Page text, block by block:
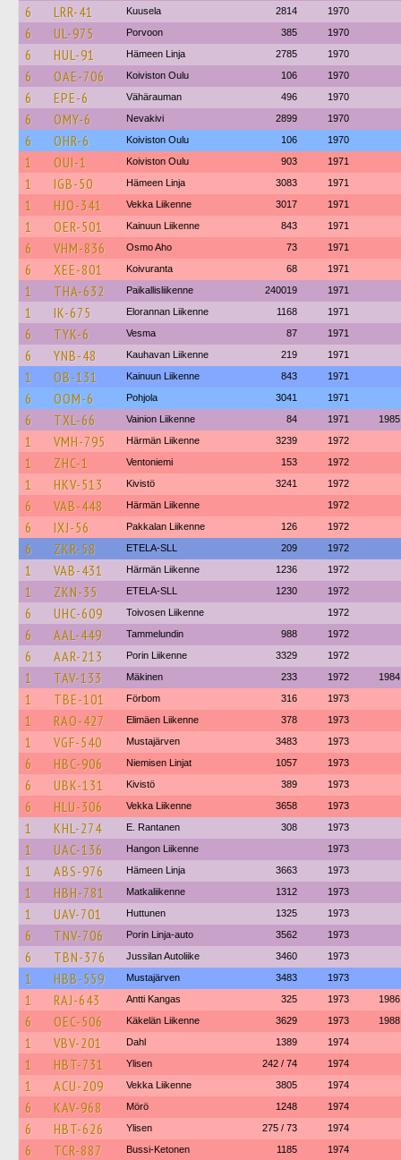
6 LRR-41 Kuusela 2814 1970
6 UL-975 Porvoon 385 1970
6 HUL-91 Hämeen Linja 2785 1970
6 OAE-706 Koiviston Oulu 106 1970
6 EPE-6 Vähärauman 496 1970
6 OMY-6 Nevakivi 2899 1970
6 OHR-6 Koiviston Oulu 106 1970
1 OUI-1 Koiviston Oulu 903 1971
1 IGB-50 Hämeen Linja 3083 1971
1 HJO-341 Vekka Liikenne 3017 1971
1 OER-501 Kainuun Liikenne 843 1971
6 VHM-836 Osmo Aho 73 1971
6 XEE-801 Koivuranta 68 1971
1 THA-632 Paikallisliikenne 240019 1971
1 IK-675 Elorannan Liikenne 1168 1971
6 TYK-6 Vesma 87 1971
6 YNB-48 Kauhavan Liikenne 219 1971
1 OB-131 Kainuun Liikenne 843 1971
6 OOM-6 Pohjola 3041 1971
6 TXL-66 Vainion Liikenne 84 1971 1985
1 VMH-795 Härmän Liikenne 3239 1972
1 ZHC-1 Ventoniemi 153 1972
1 HKV-513 Kivistö 3241 1972
6 VAB-448 Härmän Liikenne 1972
6 IXJ-56 Pakkalan Liikenne 126 1972
6 ZKR-58 ETELA-SLL 209 1972
1 VAB-431 Härmän Liikenne 1236 1972
1 ZKN-35 ETELA-SLL 1230 1972
6 UHC-609 Toivosen Liikenne 1972
6 AAL-449 Tammelundin 988 1972
6 AAR-213 Porin Liikenne 3329 1972
1 TAV-133 Mäkinen 233 1972 1984
1 TBE-101 Förbom 316 1973
1 RAO-427 Elimäen Liikenne 378 1973
1 VGF-540 Mustajärven 3483 1973
6 HBC-906 Niemisen Linjat 1057 1973
6 UBK-131 Kivistö 389 1973
6 HLU-306 Vekka Liikenne 3658 1973
1 KHL-274 E. Rantanen 308 1973
1 UAC-136 Hangon Liikenne 1973
1 ABS-976 Hämeen Linja 3663 1973
1 HBH-781 Matkaliikenne 1312 1973
1 UAV-701 Huttunen 1325 1973
6 TNV-706 Porin Linja-auto 3562 1973
6 TBN-376 Jussilan Autoliike 3460 1973
1 HBB-559 Mustajärven 3483 1973
1 RAJ-643 Antti Kangas 325 1973 1986
6 OEC-506 Käkelän Liikenne 3629 1973 1988
1 VBV-201 Dahl 1389 1974
1 HBT-731 Ylisen 242 / 74 1974
1 ACU-209 Vekka Liikenne 3805 1974
6 KAV-968 Mörö 1248 1974
6 HBT-626 Ylisen 275 / 73 1974
6 TCR-887 Bussi-Ketonen 1185 1974